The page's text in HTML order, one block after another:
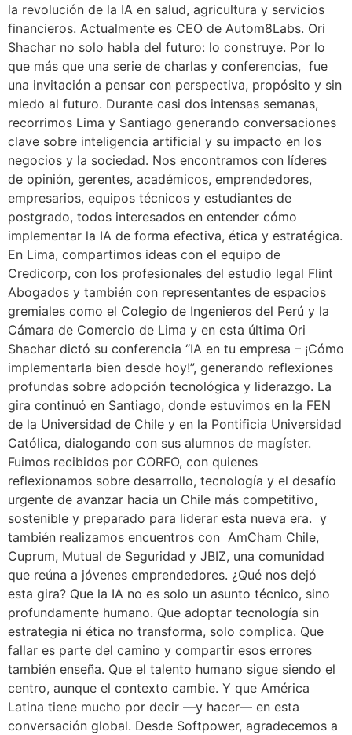
la revolución de la IA en salud, agricultura y servicios
financieros. Actualmente es CEO de Autom8Labs. Ori
Shachar no solo habla del futuro: lo construye. Por lo
que más que una serie de charlas y conferencias, fue
una invitación a pensar con perspectiva, propósito y sin
miedo al futuro. Durante casi dos intensas semanas,
recorrimos Lima y Santiago generando conversaciones
clave sobre inteligencia artificial y su impacto en los
negocios y la sociedad. Nos encontramos con líderes
de opinión, gerentes, académicos, emprendedores,
empresarios, equipos técnicos y estudiantes de
postgrado, todos interesados en entender cómo
implementar la IA de forma efectiva, ética y estratégica.
En Lima, compartimos ideas con el equipo de
Credicorp, con los profesionales del estudio legal Flint
Abogados y también con representantes de espacios
gremiales como el Colegio de Ingenieros del Perú y la
Cámara de Comercio de Lima y en esta última Ori
Shachar dictó su conferencia “IA en tu empresa – ¡Cómo
implementarla bien desde hoy!”, generando reflexiones
profundas sobre adopción tecnológica y liderazgo. La
gira continuó en Santiago, donde estuvimos en la FEN
de la Universidad de Chile y en la Pontificia Universidad
Católica, dialogando con sus alumnos de magíster.
Fuimos recibidos por CORFO, con quienes
reflexionamos sobre desarrollo, tecnología y el desafío
urgente de avanzar hacia un Chile más competitivo,
sostenible y preparado para liderar esta nueva era. y
también realizamos encuentros con AmCham Chile,
Cuprum, Mutual de Seguridad y JBIZ, una comunidad
que reúna a jóvenes emprendedores. ¿Qué nos dejó
esta gira? Que la IA no es solo un asunto técnico, sino
profundamente humano. Que adoptar tecnología sin
estrategia ni ética no transforma, solo complica. Que
fallar es parte del camino y compartir esos errores
también enseña. Que el talento humano sigue siendo el
centro, aunque el contexto cambie. Y que América
Latina tiene mucho por decir —y hacer— en esta
conversación global. Desde Softpower, agradecemos a